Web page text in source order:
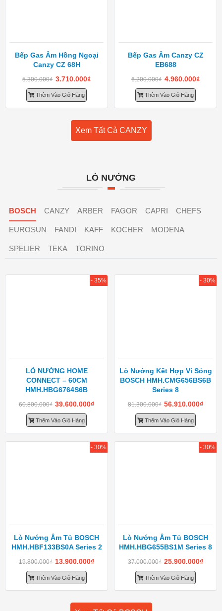
Bếp Gas Âm Hồng Ngoại
Canzy CZ 68H
5.300.000₫ 3.710.000₫
Thêm Vào Giỏ Hàng
Bếp Gas Âm Canzy CZ
EB688
6.200.000₫ 4.960.000₫
Thêm Vào Giỏ Hàng
Xem Tất Cả CANZY
LÒ NƯỚNG
BOSCH CANZY ARBER FAGOR CAPRI CHEFS
EUROSUN FANDI KAFF KOCHER MODENA
SPELIER TEKA TORINO
LÒ NƯỚNG HOME
CONNECT – 60CM
HMH.HBG6764S6B
60.800.000₫ 39.600.000₫
Thêm Vào Giỏ Hàng
- 35%
Lò Nướng Kết Hợp Vi Sóng
BOSCH HMH.CMG656BS6B
Series 8
81.300.000₫ 56.910.000₫
Thêm Vào Giỏ Hàng
- 30%
Lò Nướng Âm Tủ BOSCH
HMH.HBF133BS0A Series 2
19.800.000₫ 13.900.000₫
Thêm Vào Giỏ Hàng
- 30%
Lò Nướng Âm Tủ BOSCH
HMH.HBG655BS1M Series 8
37.000.000₫ 25.900.000₫
Thêm Vào Giỏ Hàng
- 30%